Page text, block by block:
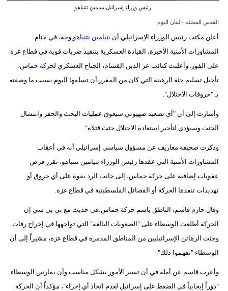
إسلامية
علوم
رئيس وزراء إسرائيل بنيامين نتنياهو
القدس المحتلة - لبنان اليوم
أعلن مكتب رئيس الوزراء الإسرائيلي أن بنيامين نتنياهووجه، في ختام
المشاورات الأمنية الأخيرة، القيادة العسكرية بتنفيذ ضربات قوية في قطاع غزة
على الفور. وأعلنت كتائب عز الدين القسام، الجناح العسكري لحركة حماس،
تأجيل تسليم جثة الرهينة التي كان من المقرر أن تسلمها اليوم بسبب ما وصفته
بـ "خروقات الاحتلال".
وأشارت إلى أن "أي تصعيد صهيوني سيعوق عمليات البحث والحفر وانتشال
الجثث وسيؤدي لتأخير استعادة الاحتلال جثث قتلاه".
وذكرت صحيفة معاريف عن مسؤول سياسي إسرائيلي أنه في أعقاب
المشاورات الأمنية التي عقدها رئيس الوزراء بنيامين نتنياهو، تقرر فرض
عقوبات إضافية على حركة حماس، إلى جانب الرد بقوة على أي خروق أو
تهديدات تنفذها الحركة أو الفصائل الفلسطينية في قطاع غزة.
وقال حازم قاسم، الناطق باسم حركة حماس،في حديث مع بي بي سي إن
الحركة أطلعت الوسطاء على "الصعوبات البالغة" التي تواجهها في إخراج رفات
وجثث الرهائن الإسرائيليين من المناطق المدمرة في قطاع غزة، مشيراً إلى أن
الوسطاء "تفهموا ذلك".
وأعرب قاسم عن أمله في أن تسير الأمور بشكل مناسب وأن يمارس الوسطاء
"دوراً إيجابياً في الضغط على إسرائيل لعدم اتخاذ أي إجراء"، مؤكداً أن الحركة